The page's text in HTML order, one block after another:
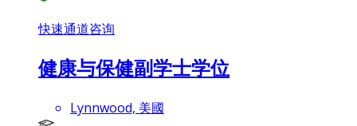
快速通道咨询
健康与保健副学士学位
Lynnwood, 美國